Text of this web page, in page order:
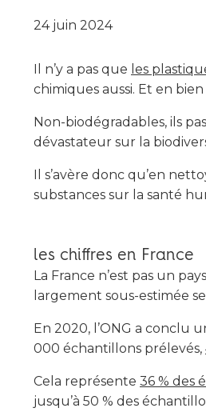
24 juin 2024
Il n’y a pas que les
chimiques aussi. Et en
Non-biodégradables, ils
dévastateur sur la
Il s’avère donc qu’en
substances sur la santé
les chiffres en France
La France n’est pas un
largement sous-estimée
En 2020, l’ONG a conclu
000 échantillons prélevés,
Cela représente 36 % des
jusqu’à 50 % des